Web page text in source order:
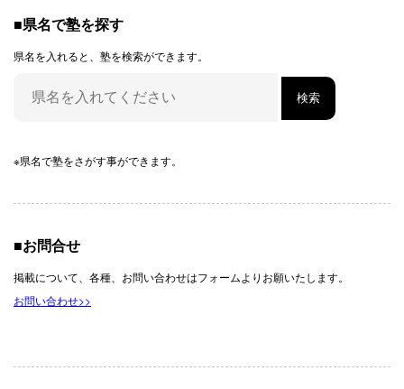
■県名で塾を探す
県名を入れると、塾を検索ができます。
※県名で塾をさがす事ができます。
■お問合せ
掲載について、各種、お問い合わせはフォームよりお願いたします。
お問い合わせ>>